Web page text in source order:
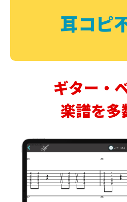
耳コピ
ギター・
楽譜を多